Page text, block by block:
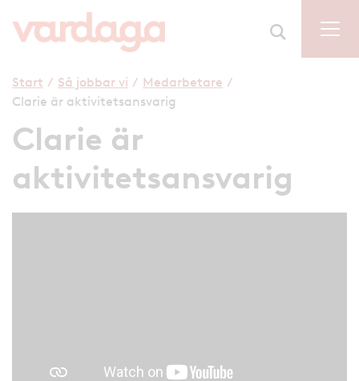
Start / Så jobbar vi / Medarbetare /
Clarie är aktivitetsansvarig
Clarie är
aktivitetsansvarig